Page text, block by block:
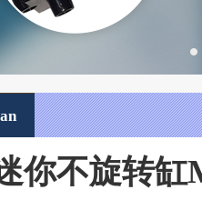
你不旋转